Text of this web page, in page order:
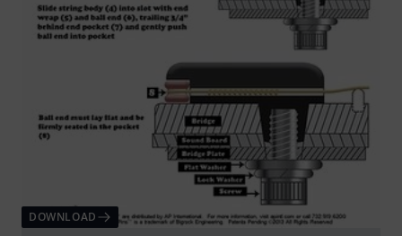
DOWNLOAD